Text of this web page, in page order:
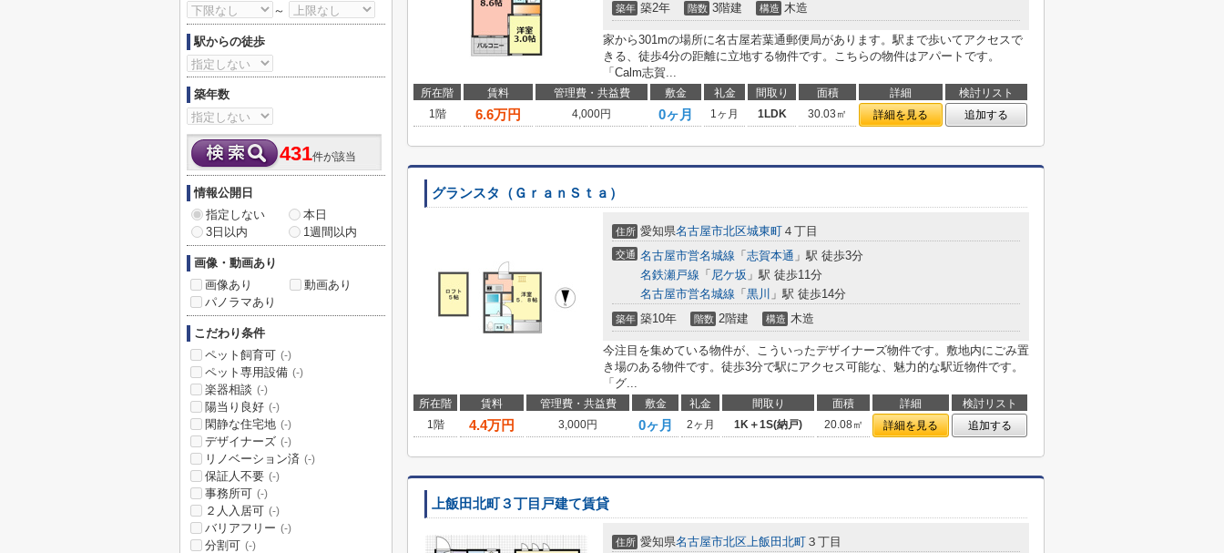
築年 築2年 階数 3階建 構造 木造
家から301mの場所に名古屋若葉通郵便局があります。駅まで歩いてアクセスで
きる、徒歩4分の距離に立地する物件です。こちらの物件はアパートです。
「Calm志賀...
所在階 賃料 管理費・共益費 敷金 礼金 間取り 面積 詳細
検討リスト
1階
6.6万円 4,000円 0ヶ月 1ヶ月 1LDK 30.03㎡ 詳細を見る 追加する
グランスタ（ＧｒａｎＳｔａ）
住所 愛知県名古屋市北区城東町 ４丁目
交通 名古屋市営名城線 「 志賀本通 」駅 徒歩3分
名鉄瀬戸線 「 尼ケ坂 」駅 徒歩11分
名古屋市営名城線 「 黒川 」駅 徒歩14分
築年 築10年 階数 2階建 構造 木造
今注目を集めている物件が、こういったデザイナーズ物件です。敷地内にごみ置
き場のある物件です。徒歩3分で駅にアクセス可能な、魅力的な駅近物件です。
「グ...
所在階 賃料 管理費・共益費 敷金 礼金 間取り 面積 詳細
検討リスト
1階
4.4万円 3,000円 0ヶ月 2ヶ月 1K＋1S(納戸) 20.08㎡ 詳細を見る 追加する
上飯田北町３丁目戸建て賃貸
住所 愛知県名古屋市北区上飯田北町 ３丁目
～
駅からの徒歩
築年数
431件が該当
情報公開日
指定しない
本日
3日以内
1週間以内
画像・動画あり
画像あり
動画あり
パノラマあり
こだわり条件
ペット飼育可 (-)
ペット専用設備 (-)
楽器相談 (-)
陽当り良好 (-)
閑静な住宅地 (-)
デザイナーズ (-)
リノベーション済 (-)
保証人不要 (-)
事務所可 (-)
２人入居可 (-)
バリアフリー (-)
分割可 (-)